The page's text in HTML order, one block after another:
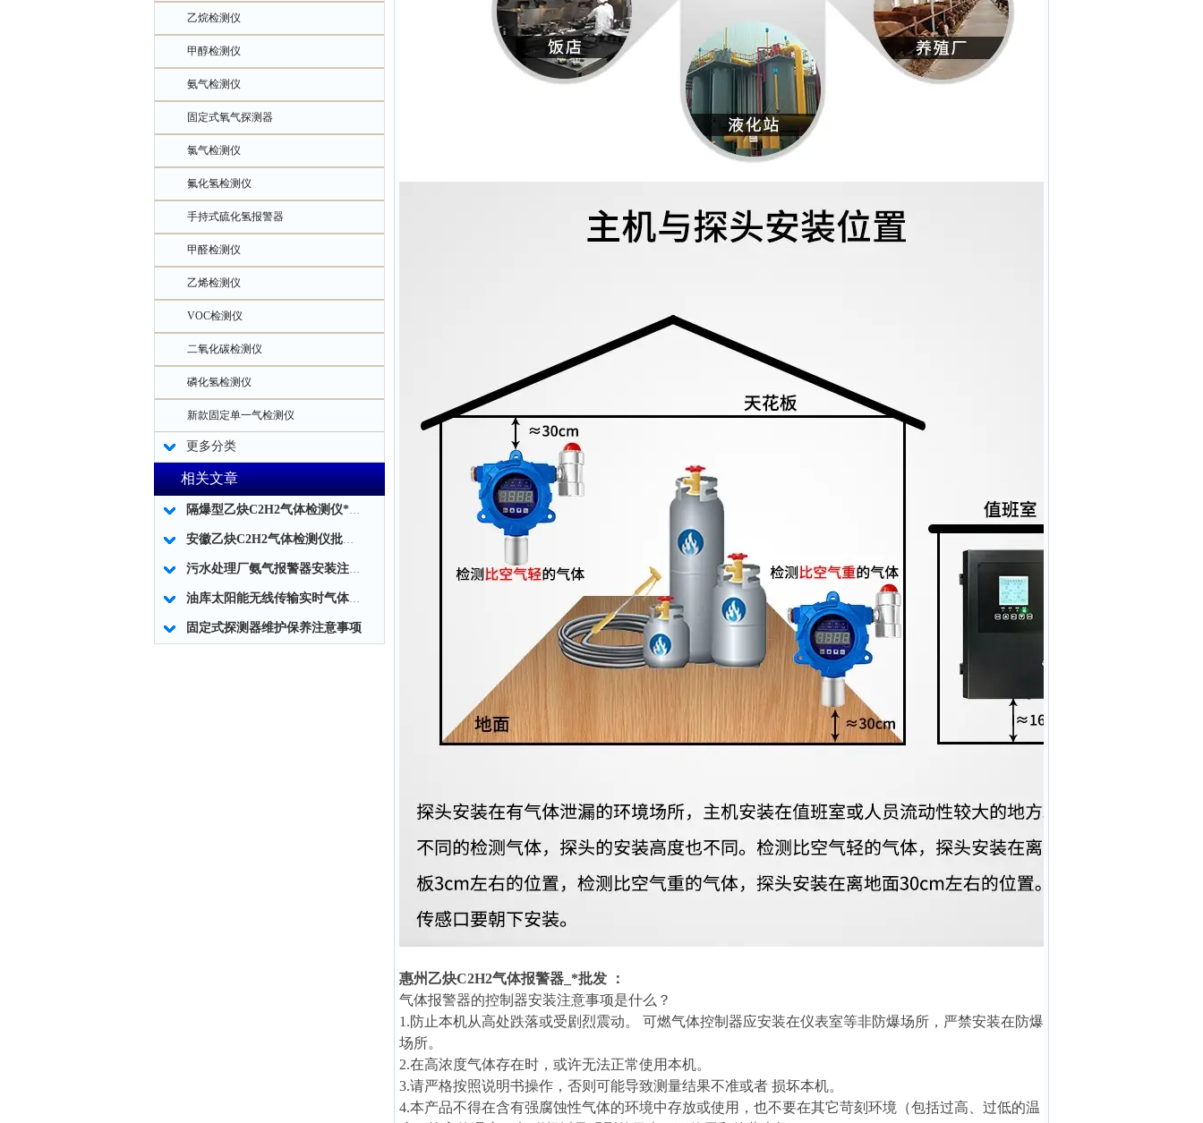
乙烷检测仪
甲醇检测仪
氨气检测仪
固定式氧气探测器
氯气检测仪
氟化氢检测仪
手持式硫化氢报警器
甲醛检测仪
乙烯检测仪
VOC检测仪
二氧化碳检测仪
磷化氢检测仪
新款固定单一气检测仪
更多分类
相关文章
隔爆型乙炔C2H2气体检测仪*批发
安徽乙炔C2H2气体检测仪批发代理
污水处理厂氨气报警器安装注意事项
油库太阳能无线传输实时气体监测系统
固定式探测器维护保养注意事项
惠州乙炔C2H2气体报警器_*批发
：
气体报警器的控制器安装注意事项是什么？
1.防止本机从高处跌落或受剧烈震动。 可燃气体控制器应安装在仪表室等非防爆场所，严禁安装在防爆
场所。
2.在高浓度气体存在时，或许无法正常使用本机。
3.请严格按照说明书操作，否则可能导致测量结果不准或者 损坏本机。
4.本产品不得在含有强腐蚀性气体的环境中存放或使用，也不要在其它苛刻环境（包括过高、过低的温